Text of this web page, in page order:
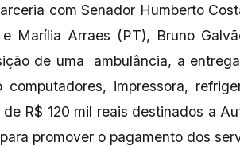
com Senador Humberto
Marília Arraes (PT), Bruno
de uma ambulância, a
computadores, impressora,
R$ 120 mil reais destinados a
promover o pagamento dos